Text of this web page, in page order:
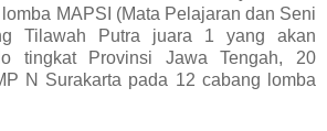
MAPSI (Mata Pelajaran dan Seni
Tilawah Putra juara 1 yang akan
tingkat Provinsi Jawa Tengah, 20
N Surakarta pada 12 cabang lomba